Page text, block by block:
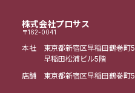
株式会社プロサス
〒162-0041
本社 東京都新宿区早稲田鶴巻町
早稲田松浦ビル5階
店舗 東京都新宿区早稲田鶴巻町